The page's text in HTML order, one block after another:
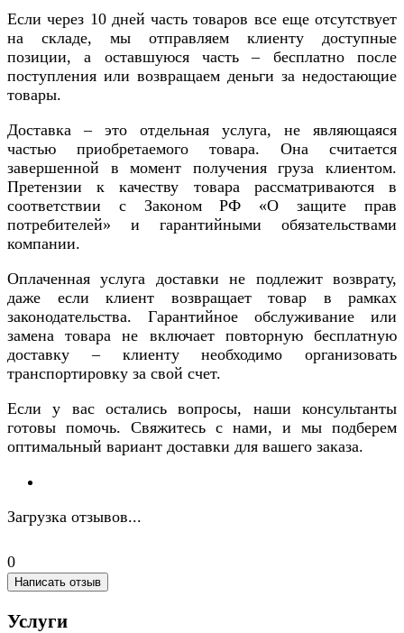
Если через 10 дней часть товаров все еще отсутствует
на складе, мы отправляем клиенту доступные
позиции, а оставшуюся часть – бесплатно после
поступления или возвращаем деньги за недостающие
товары.
Доставка – это отдельная услуга, не являющаяся
частью приобретаемого товара. Она считается
завершенной в момент получения груза клиентом.
Претензии к качеству товара рассматриваются в
соответствии с Законом РФ «О защите прав
потребителей» и гарантийными обязательствами
компании.
Оплаченная услуга доставки не подлежит возврату,
даже если клиент возвращает товар в рамках
законодательства. Гарантийное обслуживание или
замена товара не включает повторную бесплатную
доставку – клиенту необходимо организовать
транспортировку за свой счет.
Если у вас остались вопросы, наши консультанты
готовы помочь. Свяжитесь с нами, и мы подберем
оптимальный вариант доставки для вашего заказа.
Загрузка отзывов...
0
Написать отзыв
Услуги